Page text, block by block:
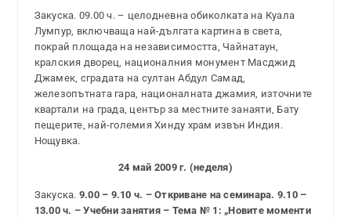
Закуска. 09.00 ч. – целодневна обиколката на Куала
Лумпур, включваща най-дългата картина в света,
покрай площада на независимостта, Чайнатаун,
кралския дворец, националния монумент Масджид
Джамек, сградата на султан Абдул Самад,
железопътната гара, националната джамия, източните
квартали на града, център за местните занаяти, Бату
пещерите, най-големия Хинду храм извън Индия.
Нощувка.
24 май 2009 г. (неделя)
Закуска. 9.00 – 9.10 ч. – Откриване на семинара. 9.10 –
13.00 ч. – Учебни занятия – Тема № 1: „Новите моменти